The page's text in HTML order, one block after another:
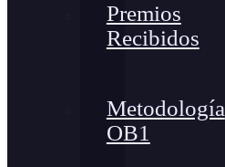
Premios
Recibidos
Metodología
OB1